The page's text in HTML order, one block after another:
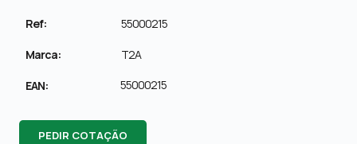
Ref: 55000215
Marca: T2A
EAN: 55000215
PEDIR COTAÇÃO